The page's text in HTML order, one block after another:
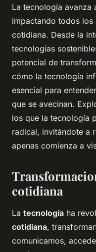
La tecnología avanza
impactando todos los
cotidiana. Desde la
tecnologías
potencial de
cómo la tecnología
esencial para
que se avecinan.
los que la tecnología
radical, invitándote a
apenas comienza a
cotidiana
La tecnología ha
cotidiana,
comunicamos,